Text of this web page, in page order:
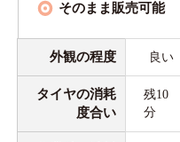
そのまま販売可能
外観の程度 良い
タイヤの消耗
度合い
残10
分